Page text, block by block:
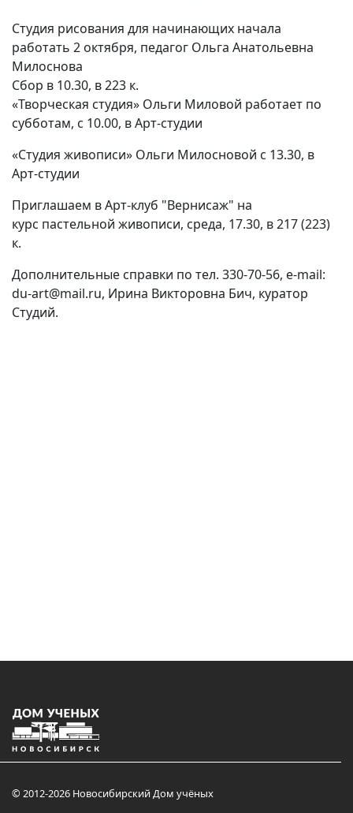
Студия рисования для начинающих начала
работать 2 октября, педагог Ольга Анатольевна
Милоснова
Сбор в 10.30, в 223 к.
«Творческая студия» Ольги Миловой работает по
субботам, с 10.00, в Арт-студии
«Студия живописи» Ольги Милосновой с 13.30, в
Арт-студии
Приглашаем в Арт-клуб "Вернисаж" на
курс пастельной живописи, среда, 17.30, в 217 (223)
к.
Дополнительные справки по тел. 330-70-56, e-mail:
du-art@mail.ru, Ирина Викторовна Бич, куратор
Студий.
© 2012-2026 Новосибирский Дом учёных